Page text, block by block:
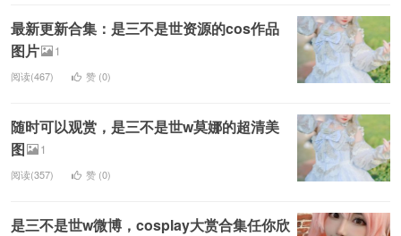
最新更新合集：是三不是世资源的cos作品
图片
1
阅读(467) 赞 (0)
随时可以观赏，是三不是世w莫娜的超清美
图
1
阅读(357) 赞 (0)
是三不是世w微博，cosplay大赏合集任你欣